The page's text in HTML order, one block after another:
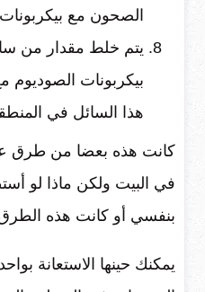
الصحون مع
يتم خلط مقدار من
بيكربونات الصوديوم
هذا السائل في
كانت هذه بعضا من طرق
في البيت ولكن ماذا لو
بنفسي أو كانت هذه
يمكنك حينها الاستعانة